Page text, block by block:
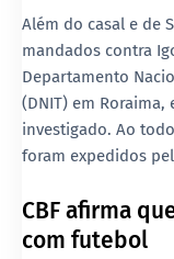
Além do casal e de
mandados contra
Departamento
(DNIT) em
investigado. Ao
foram expedidos
CBF afirma
com futebol